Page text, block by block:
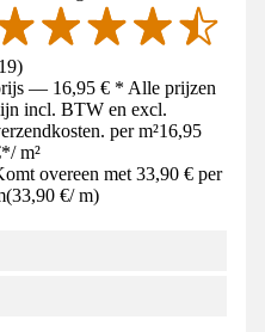
19)
— 16,95 € * Alle prijzen
incl. BTW en excl.
per m²16,95
*/ m²
overeen met 33,90 € per
(33,90 €/ m)